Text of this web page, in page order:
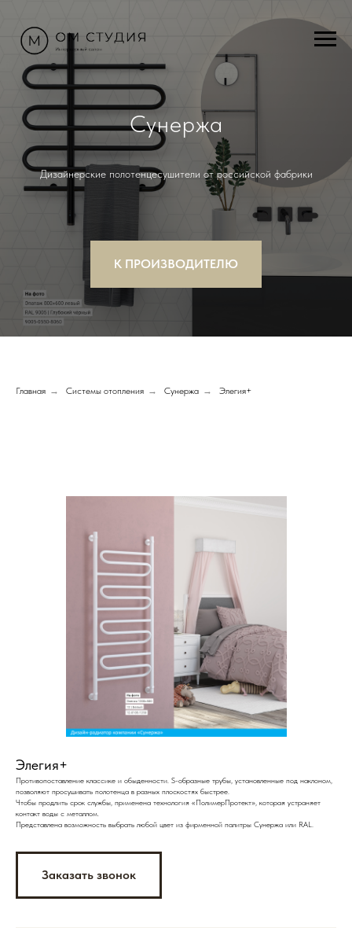
Сунержа
Дизайнерские полотенцесушители от российской фабрики
К ПРОИЗВОДИТЕЛЮ
Главная → Системы отопления → Сунержа → Элегия+
Элегия+
Противопоставление классике и обыденности. S-образные трубы, установленные под наклоном,
позволяют просушивать полотенца в разных плоскостях быстрее.
Чтобы продлить срок службы, применена технология «ПолимерПротект», которая устраняет
контакт воды с металлом.
Представлена возможность выбрать любой цвет из фирменной палитры Сунержа или RAL.
Заказать звонок